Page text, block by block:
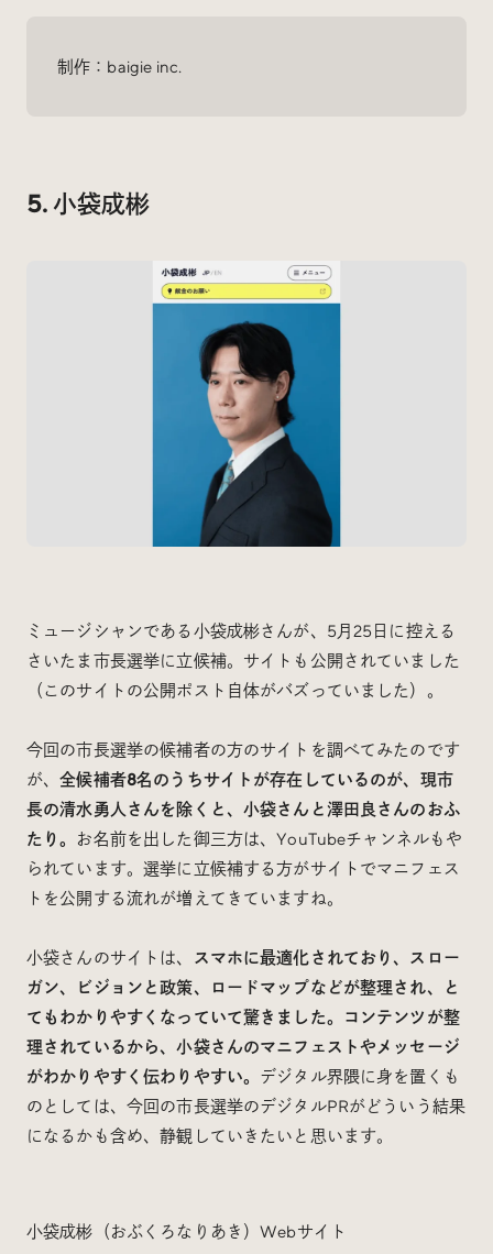
制作：baigie inc.
5. 小袋成彬
ミュージシャンである小袋成彬さんが、5月25日に控える
さいたま市長選挙に立候補。サイトも公開されていました
（このサイトの公開ポスト自体がバズっていました）。
今回の市長選挙の候補者の方のサイトを調べてみたのです
が、全候補者8名のうちサイトが存在しているのが、現市
長の清水勇人さんを除くと、小袋さんと澤田良さんのおふ
たり。 お名前を出した御三方は、YouTubeチャンネルもや
られています。選挙に立候補する方がサイトでマニフェス
トを公開する流れが増えてきていますね。
小袋さんのサイトは、 スマホに最適化されており、スロー
ガン、ビジョンと政策、ロードマップなどが整理され、と
てもわかりやすくなっていて驚きました。コンテンツが整
理されているから、小袋さんのマニフェストやメッセージ
がわかりやすく伝わりやすい。 デジタル界隈に身を置くも
のとしては、今回の市長選挙のデジタルPRがどういう結果
になるかも含め、静観していきたいと思います。
小袋成彬（おぶくろなりあき）Webサイト